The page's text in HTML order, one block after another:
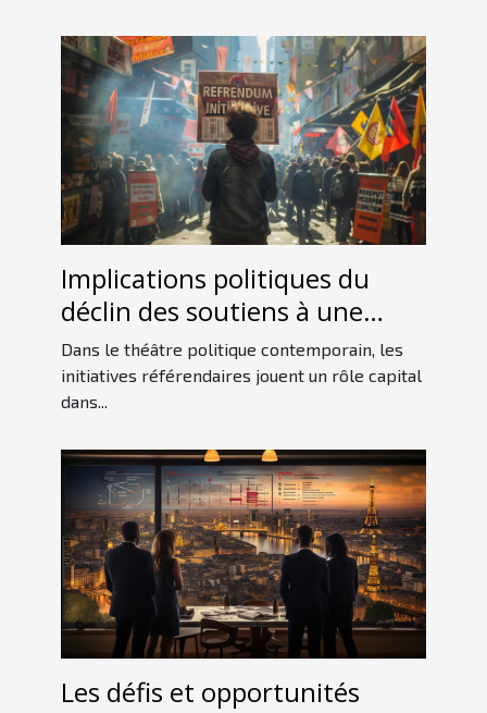
Implications politiques du
déclin des soutiens à une
initiative référendaire
Dans le théâtre politique contemporain, les
initiatives référendaires jouent un rôle capital
dans...
Les défis et opportunités